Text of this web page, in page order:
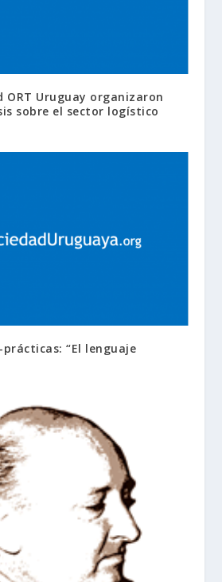
ORT Uruguay organizaron
sobre el sector logístico
“El lenguaje